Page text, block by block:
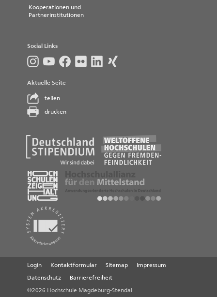
Kooperationen und
Partnerinstitutionen
Social Links
Aktuelle Seite
teilen
drucken
Login Kontaktformular Sitemap
Impressum
Datenschutz
Barrierefreiheit
©2026 Hochschule Magdeburg-Stendal